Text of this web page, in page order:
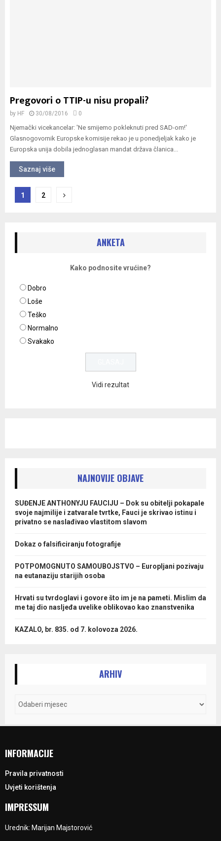
Pregovori o TTIP-u nisu propali?
by HF 30/08/2016 0
Njemački vicekancelar: 'Ne smijemo pokleknuti pred SAD-om!'
Glasnogovornik Europske komisije rekao je u ponedjeljak kako je
Europska unija dobila jednoglasan mandat država članica...
Saznaj više
Navigacija
1 2
ANKETA
Kako podnosite vrućine?
Dobro
Loše
Teško
Normalno
Svakako
Vidi rezultat
NAJNOVIJE OBJAVE
SUĐENJE ANTHONYJU FAUCIJU – Dok su obitelji pokapale
svoje najmilije i zatvarale tvrtke, Fauci je skrivao istinu i
privatno se naslađivao vlastitom slavom
Dokaz o falsificiranju fotografije
POTPOMOGNUTO SAMOUBOJSTVO – Europljani pozivaju
na eutanaziju starijih osoba
Hrvati su tvrdoglavi i govore što im je na pameti. Mislim da
me taj dio nasljeđa uvelike oblikovao kao znanstvenika
KAZALO, br. 835. od 7. kolovoza 2026.
ARHIV
INFORMACIJE
Pravila privatnosti
Uvjeti korištenja
IMPRESSUM
Urednik: Marijan Majstorović